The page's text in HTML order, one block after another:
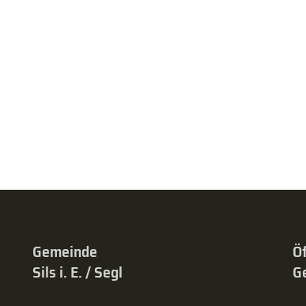
Gemeinde
Sils i. E. / Segl